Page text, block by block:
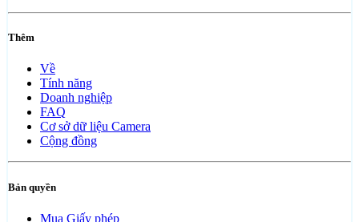
Thêm
Về
Tính năng
Doanh nghiệp
FAQ
Cơ sở dữ liệu Camera
Cộng đồng
Bản quyền
Mua Giấy phép